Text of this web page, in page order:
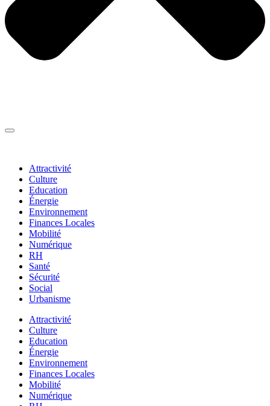
Attractivité
Culture
Education
Énergie
Environnement
Finances Locales
Mobilité
Numérique
RH
Santé
Sécurité
Social
Urbanisme
Attractivité
Culture
Education
Énergie
Environnement
Finances Locales
Mobilité
Numérique